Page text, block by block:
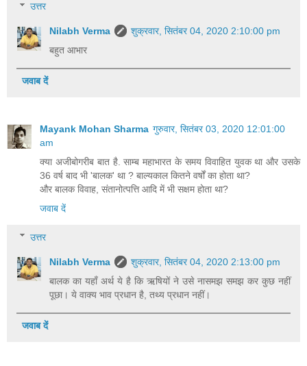
उत्तर
Nilabh Verma
शुक्रवार, सितंबर 04, 2020 2:10:00 pm
बहुत आभार
जवाब दें
Mayank Mohan Sharma गुरुवार, सितंबर 03, 2020 12:01:00
am
क्या अजीबोगरीब बात है. साम्ब महाभारत के समय विवाहित युवक था और उसके
36 वर्ष बाद भी 'बालक' था ? बाल्यकाल कितने वर्षों का होता था?
और बालक विवाह, संतानोत्पत्ति आदि में भी सक्षम होता था?
जवाब दें
उत्तर
Nilabh Verma
शुक्रवार, सितंबर 04, 2020 2:13:00 pm
बालक का यहाँ अर्थ ये है कि ऋषियों ने उसे नासमझ समझ कर कुछ नहीं
पूछा। ये वाक्य भाव प्रधान है, तथ्य प्रधान नहीं।
जवाब दें